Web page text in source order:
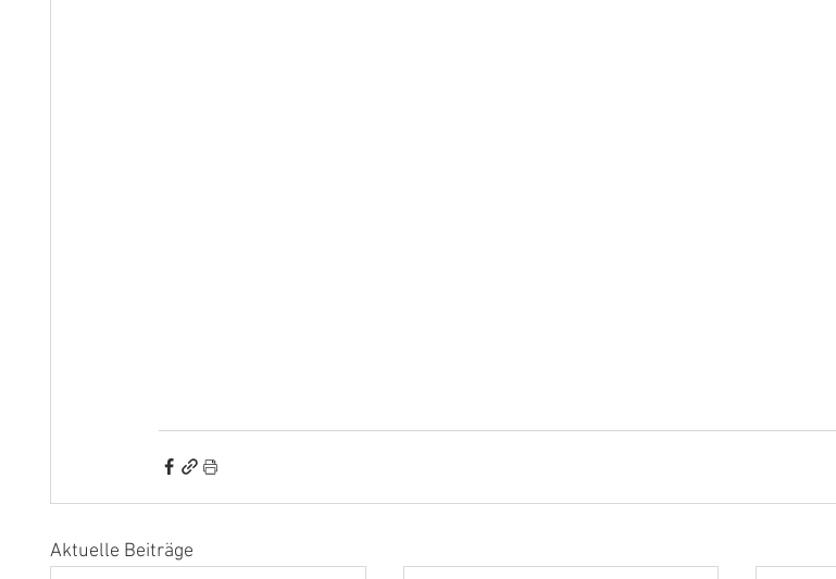
Aktuelle Beiträge